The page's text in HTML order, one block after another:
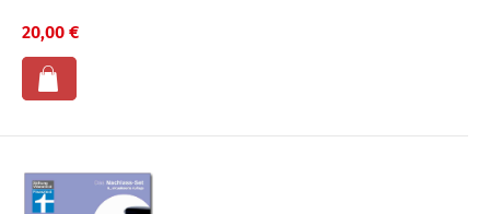
20,00 €